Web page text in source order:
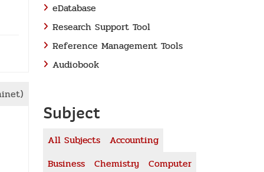
eDatabase
Research Support Tool
Reference Management Tools
Audiobook
Subject
All Subjects
Accounting
Business
Chemistry
Computer